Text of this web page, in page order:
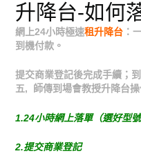
升降台-如何
網上24小時極速租升降台 ：
到機付款。
提交商業登記後完成手續；
五, 師傳到場會教授升降台操
1.24小時網上落單（選好型號
2.提交商業登記